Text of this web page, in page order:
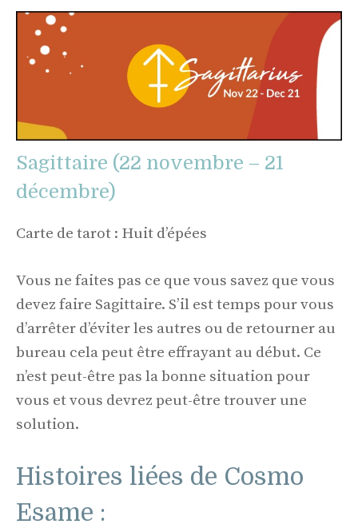
Sagittaire (22 novembre – 21
décembre)
Carte de tarot : Huit d’épées
Vous ne faites pas ce que vous savez que vous
devez faire Sagittaire. S’il est temps pour vous
d’arrêter d’éviter les autres ou de retourner au
bureau cela peut être effrayant au début. Ce
n’est peut-être pas la bonne situation pour
vous et vous devrez peut-être trouver une
solution.
Histoires liées de Cosmo
Esame :